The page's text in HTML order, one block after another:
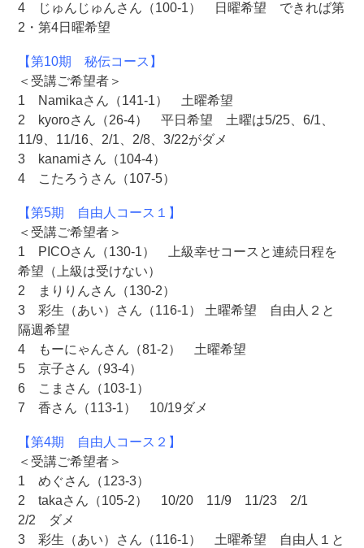
4 じゅんじゅんさん（100-1） 日曜希望 できれば第
2・第4日曜希望
【第10期 秘伝コース】
＜受講ご希望者＞
1 Namikaさん（141-1） 土曜希望
2 kyoroさん（26-4） 平日希望 土曜は5/25、6/1、
11/9、11/16、2/1、2/8、3/22がダメ
3 kanamiさん（104-4）
4 こたろうさん（107-5）
【第5期 自由人コース１】
＜受講ご希望者＞
1 PICOさん（130-1） 上級幸せコースと連続日程を
希望（上級は受けない）
2 まりりんさん（130-2）
3 彩生（あい）さん（116-1） 土曜希望 自由人２と
隔週希望
4 もーにゃんさん（81-2） 土曜希望
5 京子さん（93-4）
6 こまさん（103-1）
7 香さん（113-1） 10/19ダメ
【第4期 自由人コース２】
＜受講ご希望者＞
1 めぐさん（123-3）
2 takaさん（105-2） 10/20 11/9 11/23 2/1
2/2 ダメ
3 彩生（あい）さん（116-1） 土曜希望 自由人１と